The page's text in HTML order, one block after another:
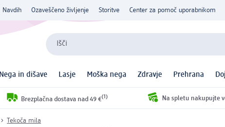
Navdih Ozaveščeno življenje Storitve Center za pomoč uporabnikom
Išči
Nega in dišave Lasje Moška nega Zdravje Prehrana
Brezplačna dostava nad 49 €(1) Na spletu nakupujte
Tekoča mila